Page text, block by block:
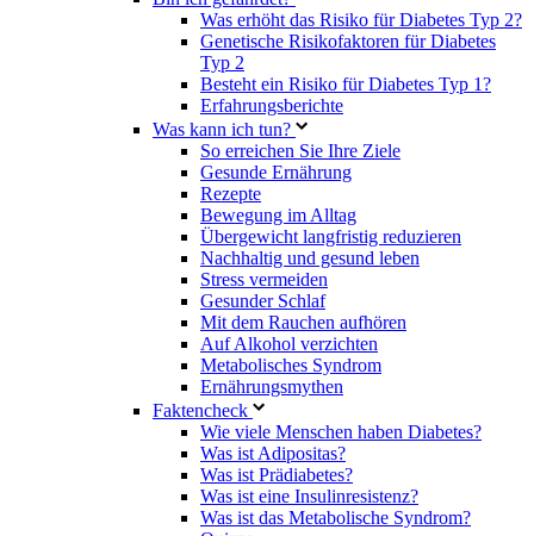
Was erhöht das Risiko für Diabetes Typ 2?
Genetische Risikofaktoren für Diabetes
Typ 2
Besteht ein Risiko für Diabetes Typ 1?
Erfahrungsberichte
Was kann ich tun?
So erreichen Sie Ihre Ziele
Gesunde Ernährung
Rezepte
Bewegung im Alltag
Übergewicht langfristig reduzieren
Nachhaltig und gesund leben
Stress vermeiden
Gesunder Schlaf
Mit dem Rauchen aufhören
Auf Alkohol verzichten
Metabolisches Syndrom
Ernährungsmythen
Faktencheck
Wie viele Menschen haben Diabetes?
Was ist Adipositas?
Was ist Prädiabetes?
Was ist eine Insulinresistenz?
Was ist das Metabolische Syndrom?